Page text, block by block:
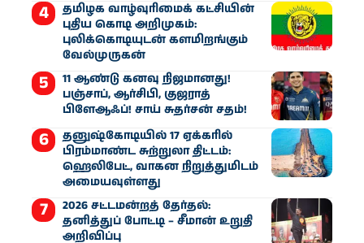
தமிழக வாழ்வுரிமைக் கட்சியின்
புதிய கொடி அறிமுகம்:
புலிக்கொடியுடன் களமிறங்கும்
வேல்முருகன்
11 ஆண்டு கனவு நிஜமானது!
பஞ்சாப், ஆர்சிபி, குஜராத்
பிளேஆஃப்! சாய் சுதர்சன் சதம்!
தனுஷ்கோடியில் 17 ஏக்கரில்
பிரம்மாண்ட சுற்றுலா திட்டம்:
ஹெலிபேட், வாகன நிறுத்துமிடம்
அமையவுள்ளது
2026 சட்டமன்றத் தேர்தல்:
தனித்துப் போட்டி – சீமான் உறுதி
அறிவிப்பு